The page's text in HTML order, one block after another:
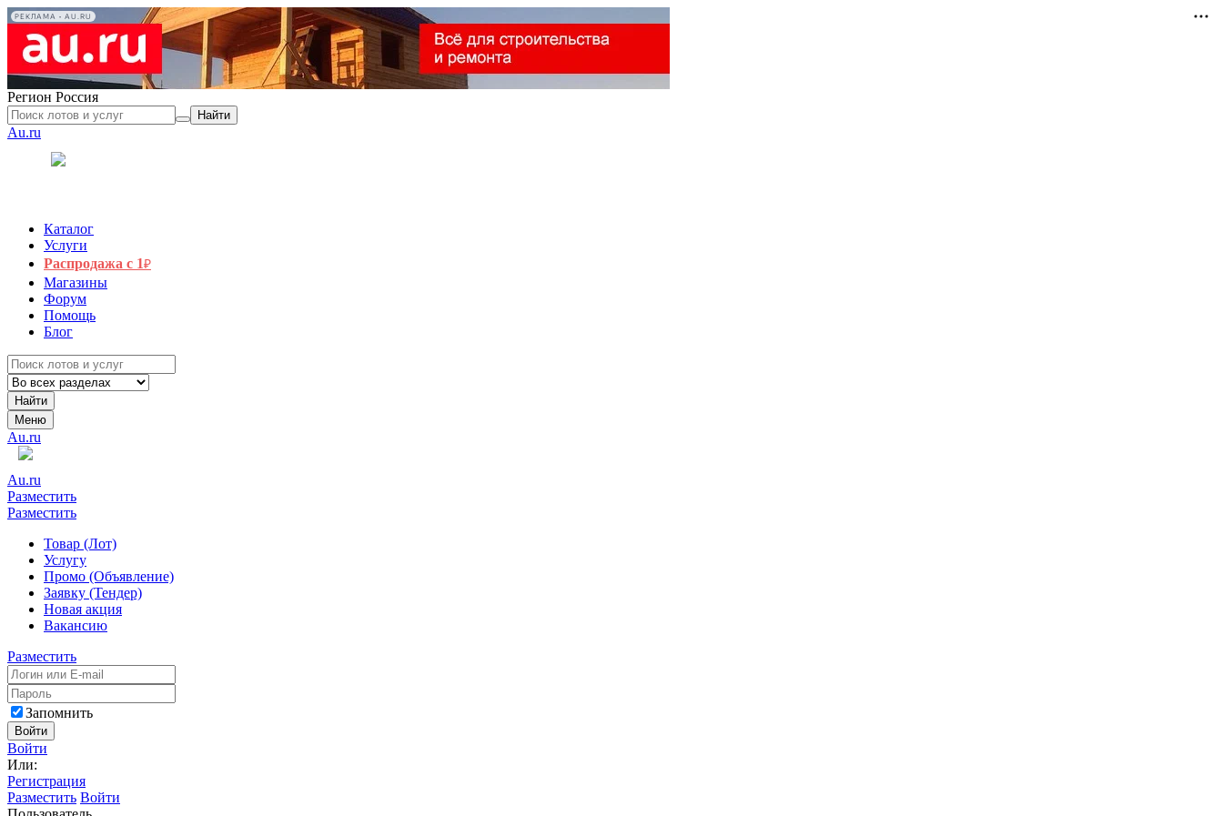
РЕКЛАМА • AU.RU
Регион Россия
Найти
Au.ru
Каталог
Услуги
Распродажа с 1₽
Магазины
Форум
Помощь
Блог
Найти
Меню
Au.ru
Au.ru
Разместить
Разместить
Товар (Лот)
Услугу
Промо (Объявление)
Заявку (Тендер)
Новая акция
Вакансию
Разместить
Запомнить
Войти
Войти
Или:
Регистрация
Разместить Войти